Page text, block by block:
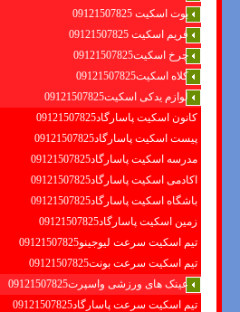
بوت اسکیت 09121507825
فریم اسکیت 09121507825
چرخ اسکیت09121507825
کلاه اسکیت09121507825
لوازم یدکی اسکیت09121507825
کانون اسکیت پاسارگاد09121507825
پیست اسکیت پاسارگاد09121507825
مدرسه اسکیت پاسارگاد09121507825
اکادمی اسکیت پاسارگاد09121507825
باشگاه اسکیت پاسارگاد09121507825
زمین اسکیت پاسارگاد09121507825
تیم اسکیت سرعت لیوجینو09121507825
تیم اسکیت سرعت بونت09121507825
عینک های ورزشی واسپرت09121507825
تیم اسکیت سرعت پاسارگاد09121507825